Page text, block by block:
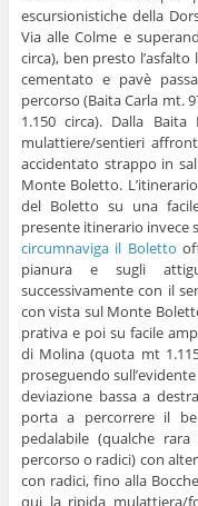
escursionistiche della
Via alle Colme e
circa), ben presto
cementato e pavè
percorso (Baita Carla mt.
1.150 circa). Dalla
mulattiere/sentieri
accidentato strappo in
Monte Boletto.
del Boletto su una
presente itinerario invece
circumnaviga il Boletto
pianura e sugli
successivamente con il
con vista sul Monte
prativa e poi su facile
di Molina (quota mt
proseguendo
deviazione bassa a
porta a percorrere il
pedalabile (qualche
percorso o radici) con
con radici, fino alla
qui la ripida mulattiera/